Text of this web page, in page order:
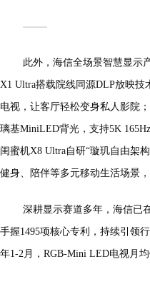
此外，海信全场景智慧显示
X1 Ultra搭载院线同源DLP放映
电视，让客厅轻松变身私人影院
璃基MiniLED背光，支持5K
闺蜜机X8 Ultra自研“璇玑自由架
健身、陪伴等多元移动生活场景，
深耕显示赛道多年，海信已
手握1495项核心专利，持续引领
年1-2月，RGB-Mini LED电视月